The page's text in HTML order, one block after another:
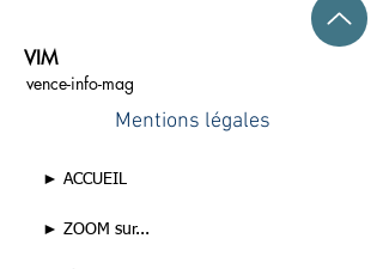
VIM
vence-info-mag
Mentions légales
► ACCUEIL
► ZOOM sur...